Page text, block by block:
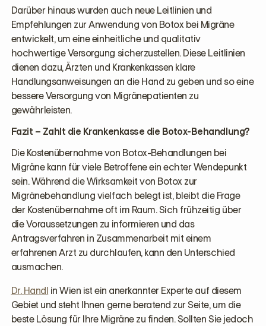
Darüber hinaus wurden auch neue Leitlinien und
Empfehlungen zur Anwendung von Botox bei Migräne
entwickelt, um eine einheitliche und qualitativ
hochwertige Versorgung sicherzustellen. Diese Leitlinien
dienen dazu, Ärzten und Krankenkassen klare
Handlungsanweisungen an die Hand zu geben und so eine
bessere Versorgung von Migränepatienten zu
gewährleisten.
Fazit – Zahlt die Krankenkasse die Botox-Behandlung?
Die Kostenübernahme von Botox-Behandlungen bei
Migräne kann für viele Betroffene ein echter Wendepunkt
sein. Während die Wirksamkeit von Botox zur
Migränebehandlung vielfach belegt ist, bleibt die Frage
der Kostenübernahme oft im Raum. Sich frühzeitig über
die Voraussetzungen zu informieren und das
Antragsverfahren in Zusammenarbeit mit einem
erfahrenen Arzt zu durchlaufen, kann den Unterschied
ausmachen.
Dr. Handl in Wien ist ein anerkannter Experte auf diesem
Gebiet und steht Ihnen gerne beratend zur Seite, um die
beste Lösung für Ihre Migräne zu finden. Sollten Sie jedoch